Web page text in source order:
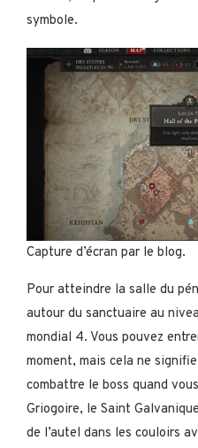
symbole.
Capture d’écran par le blog.
Pour atteindre la salle du
autour du sanctuaire au
mondial 4. Vous pouvez
moment, mais cela ne
combattre le boss quand
Griogoire, le Saint
de l’autel dans les couloirs